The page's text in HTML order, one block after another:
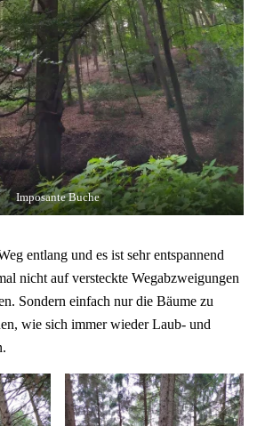
Imposante Buche
entlang und es ist sehr entspannend
nicht auf versteckte Wegabzweigungen
Sondern einfach nur die Bäume zu
wie sich immer wieder Laub- und